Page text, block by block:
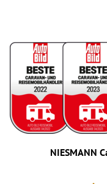
NIESMANN